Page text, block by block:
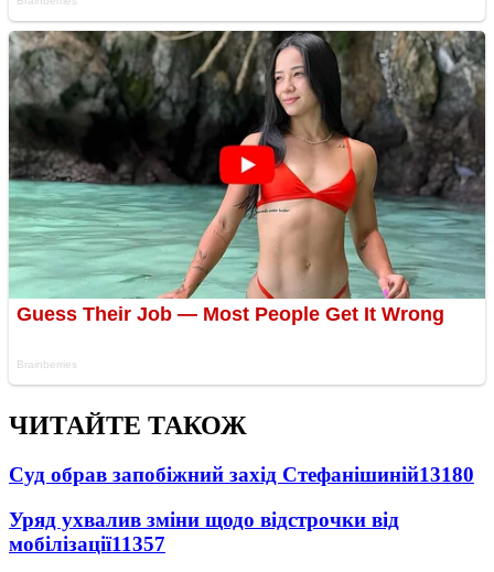
ЧИТАЙТЕ ТАКОЖ
Суд обрав запобіжний захід Стефанішиній13180
Уряд ухвалив зміни щодо відстрочки від
мобілізації11357